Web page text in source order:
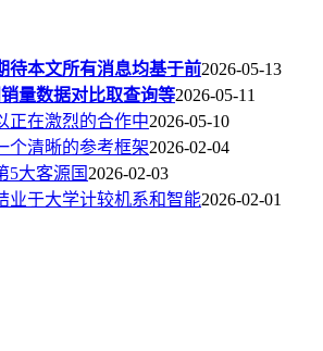
待本文所有消息均基于前2026-05-13
量数据对比取查询等2026-05-11
正在激烈的合作中2026-05-10
个清晰的参考框架2026-02-04
5大客源国 2026-02-03
业于大学计较机系和智能2026-02-01